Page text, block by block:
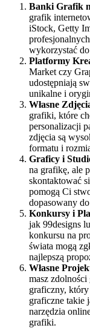
Banki Grafik
grafik
iStock, Getty
wykorzystać
Platformy
Market czy
udostępniają
unikalne i
Własne
grafiki, które
personalizacji
zdjęcia są
formatu i
Graficy i
na grafikę, ale
skontaktować
pomogą Ci
dopasowany
Konkursy i
jak 99designs
konkursu na
świata mogą
najlepszą
Własne
masz
graficzny,
graficzne takie
narzędzia
grafiki.